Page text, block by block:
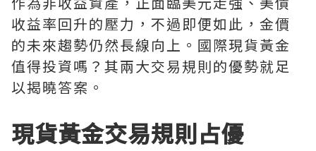
收益率回升的壓力，不過即便如此，金價
的未來趨勢仍然長線向上。國際現貨黃金
值得投資嗎？其兩大交易規則的優勢就足
以揭曉答案。
現貨黃金交易規則占優